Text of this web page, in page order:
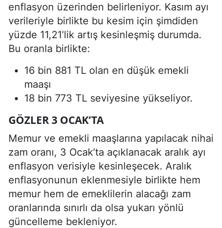
enflasyon üzerinden belirleniyor. Kasım ayı
verileriyle birlikte bu kesim için şimdiden
yüzde 11,21’lik artış kesinleşmiş durumda.
Bu oranla birlikte:
16 bin 881 TL olan en düşük emekli
maaşı
18 bin 773 TL seviyesine yükseliyor.
GÖZLER 3 OCAK’TA
Memur ve emekli maaşlarına yapılacak nihai
zam oranı, 3 Ocak’ta açıklanacak aralık ayı
enflasyon verisiyle kesinleşecek. Aralık
enflasyonunun eklenmesiyle birlikte hem
memur hem de emeklilerin alacağı zam
oranlarında sınırlı da olsa yukarı yönlü
güncelleme bekleniyor.